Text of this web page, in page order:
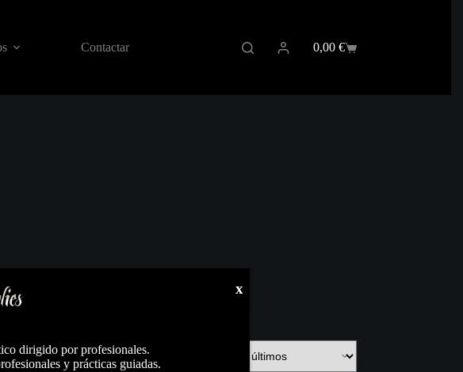
Contactar
Carro
0,00 €
dirigido por profesionales.
y prácticas guiadas.
x